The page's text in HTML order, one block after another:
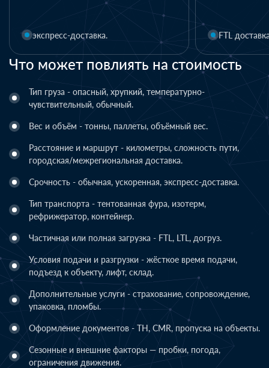
Что может повлиять на стоимость
Тип груза - опасный, хрупкий, температурно-
чувствительный, обычный.
Вес и объём - тонны, паллеты, объёмный вес.
Расстояние и маршрут - километры, сложность пути,
городская/межрегиональная доставка.
Срочность - обычная, ускоренная, экспресс-доставка.
Тип транспорта - тентованная фура, изотерм,
рефрижератор, контейнер.
Частичная или полная загрузка - FTL, LTL, догруз.
Условия подачи и разгрузки - жёсткое время подачи,
подъезд к объекту, лифт, склад.
Дополнительные услуги - страхование, сопровождение,
упаковка, пломбы.
Оформление документов - ТН, CMR, пропуска на объекты.
Сезонные и внешние факторы — пробки, погода,
ограничения движения.
экспресс-доставка. FTL